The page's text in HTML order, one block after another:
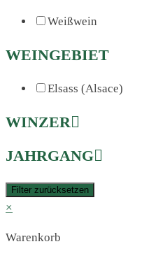
Weißwein
WEINGEBIET
Elsass (Alsace)
WINZER
JAHRGANG
Filter zurücksetzen
×
Warenkorb